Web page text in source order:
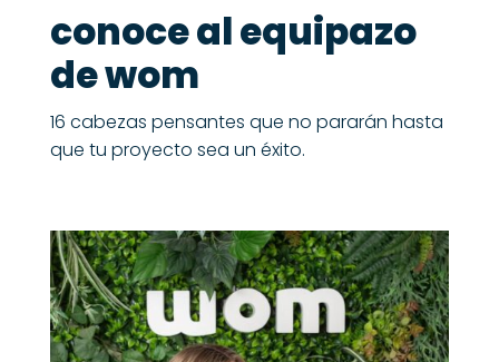
conoce al equipazo
de wom
16 cabezas pensantes que no pararán hasta
que tu proyecto sea un éxito.